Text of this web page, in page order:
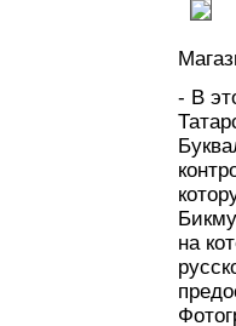
- В
на